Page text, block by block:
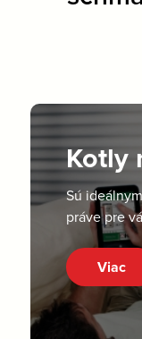
Kotly
Sú
práve pre
Viac